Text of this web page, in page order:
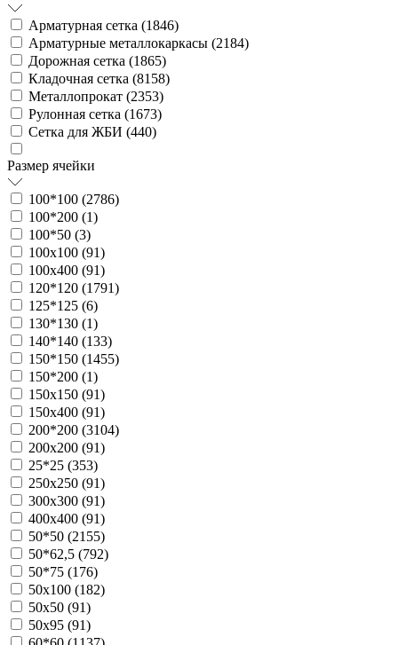
Арматурная сетка (1846)
Арматурные металлокаркасы (2184)
Дорожная сетка (1865)
Кладочная сетка (8158)
Металлопрокат (2353)
Рулонная сетка (1673)
Сетка для ЖБИ (440)
Размер ячейки
100*100 (2786)
100*200 (1)
100*50 (3)
100х100 (91)
100х400 (91)
120*120 (1791)
125*125 (6)
130*130 (1)
140*140 (133)
150*150 (1455)
150*200 (1)
150х150 (91)
150х400 (91)
200*200 (3104)
200х200 (91)
25*25 (353)
250х250 (91)
300х300 (91)
400х400 (91)
50*50 (2155)
50*62,5 (792)
50*75 (176)
50х100 (182)
50х50 (91)
50х95 (91)